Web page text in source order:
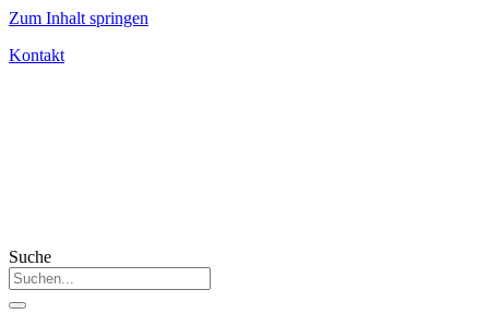
Zum Inhalt springen
Kontakt
Suche